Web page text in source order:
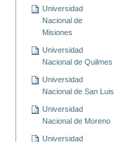
Universidad
Nacional de
Misiones
Universidad
Nacional de Quilmes
Universidad
Nacional de San Luis
Universidad
Nacional de Moreno
Universidad